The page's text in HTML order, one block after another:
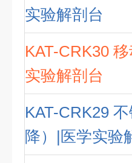
实验解剖台
KAT-CRK30
实验解剖台
KAT-CRK29
降）|医学实验